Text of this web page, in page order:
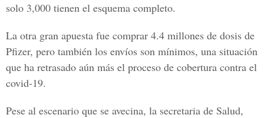
solo 3,000 tienen el esquema completo.
La otra gran apuesta fue comprar 4.4 millones de dosis de
Pfizer, pero también los envíos son mínimos, una situación
que ha retrasado aún más el proceso de cobertura contra el
covid-19.
Pese al escenario que se avecina, la secretaria de Salud,